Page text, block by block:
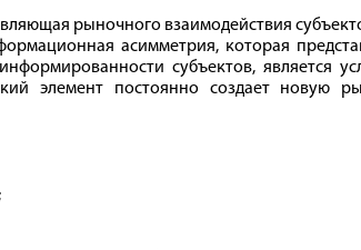
рыночного взаимодействия
асимметрия, которая
субъектов, является
элемент постоянно создает новую